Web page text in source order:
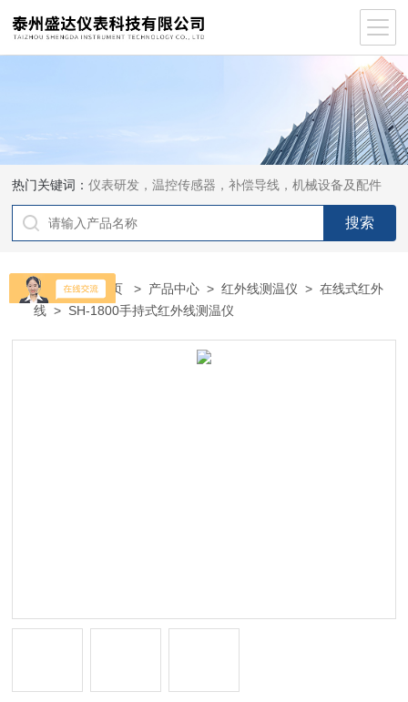
热门关键词：仪表研发，温控传感器，补偿导线，机械设备及配件
当前位置：首页 > 产品中心 >红外线测温仪 >在线式红外
线 > SH-1800手持式红外线测温仪